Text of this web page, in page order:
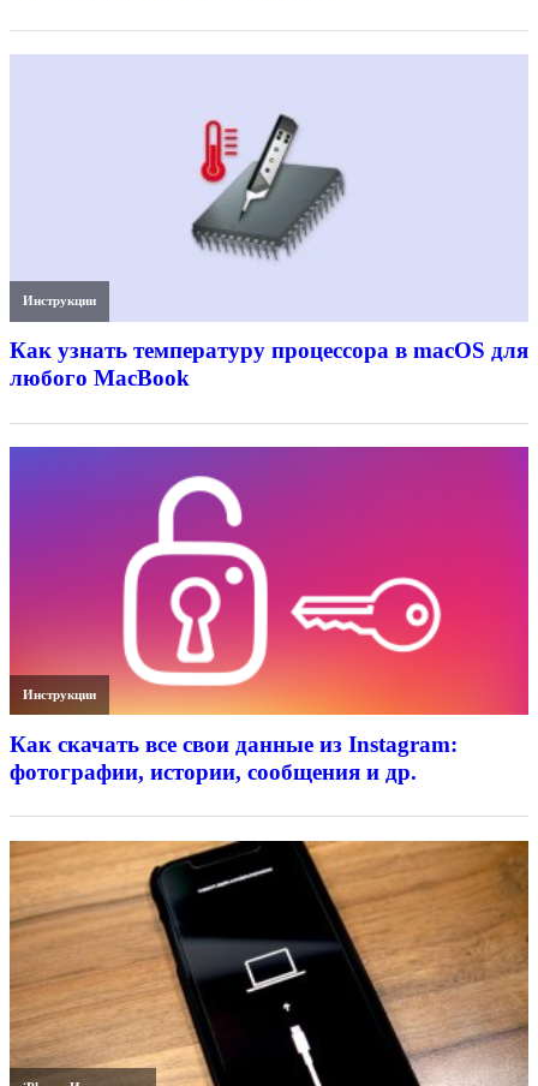
Инструкции
Как узнать температуру процессора в macOS для
любого MacBook
Инструкции
Как скачать все свои данные из Instagram:
фотографии, истории, сообщения и др.